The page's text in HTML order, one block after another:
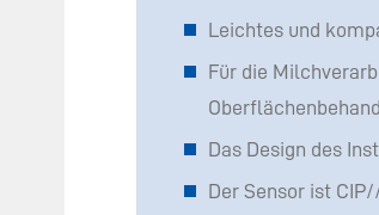
Leichtes und
Für die
Das Design des
Der Sensor ist